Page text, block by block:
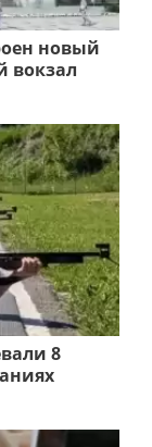
новый
вокзал
8